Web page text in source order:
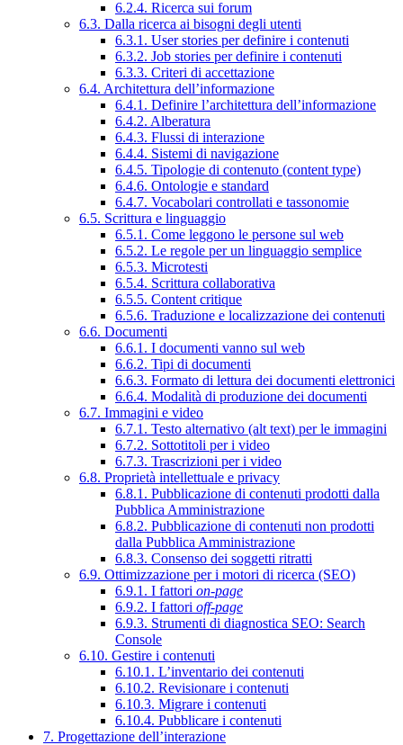
6.2.4. Ricerca sui forum
6.3. Dalla ricerca ai bisogni degli utenti
6.3.1. User stories per definire i contenuti
6.3.2. Job stories per definire i contenuti
6.3.3. Criteri di accettazione
6.4. Architettura dell’informazione
6.4.1. Definire l’architettura dell’informazione
6.4.2. Alberatura
6.4.3. Flussi di interazione
6.4.4. Sistemi di navigazione
6.4.5. Tipologie di contenuto (content type)
6.4.6. Ontologie e standard
6.4.7. Vocabolari controllati e tassonomie
6.5. Scrittura e linguaggio
6.5.1. Come leggono le persone sul web
6.5.2. Le regole per un linguaggio semplice
6.5.3. Microtesti
6.5.4. Scrittura collaborativa
6.5.5. Content critique
6.5.6. Traduzione e localizzazione dei contenuti
6.6. Documenti
6.6.1. I documenti vanno sul web
6.6.2. Tipi di documenti
6.6.3. Formato di lettura dei documenti elettronici
6.6.4. Modalità di produzione dei documenti
6.7. Immagini e video
6.7.1. Testo alternativo (alt text) per le immagini
6.7.2. Sottotitoli per i video
6.7.3. Trascrizioni per i video
6.8. Proprietà intellettuale e privacy
6.8.1. Pubblicazione di contenuti prodotti dalla
Pubblica Amministrazione
6.8.2. Pubblicazione di contenuti non prodotti
dalla Pubblica Amministrazione
6.8.3. Consenso dei soggetti ritratti
6.9. Ottimizzazione per i motori di ricerca (SEO)
6.9.1. I fattori on-page
6.9.2. I fattori off-page
6.9.3. Strumenti di diagnostica SEO: Search
Console
6.10. Gestire i contenuti
6.10.1. L’inventario dei contenuti
6.10.2. Revisionare i contenuti
6.10.3. Migrare i contenuti
6.10.4. Pubblicare i contenuti
7. Progettazione dell’interazione